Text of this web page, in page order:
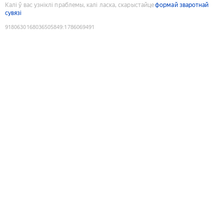
Калі ў вас узніклі праблемы, калі ласка, скарыстайцеформай зваротнай
сувязі
9180630168036505849:1786069491